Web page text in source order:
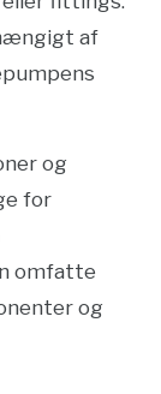
af
og
for
omfatte
og